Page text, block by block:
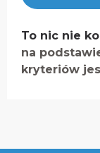
To nic nie
na
kryteriów